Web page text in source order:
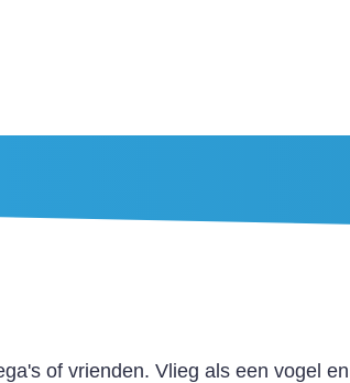
of vrienden. Vlieg als een vogel